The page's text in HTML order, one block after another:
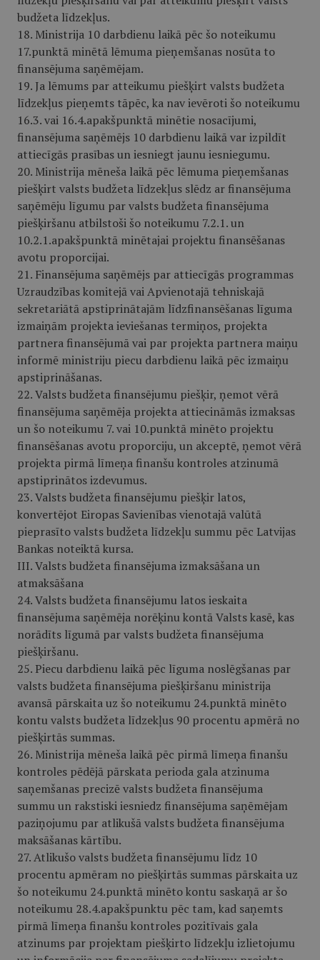
budžeta līdzekļus.
18. Ministrija 10 darbdienu laikā pēc šo noteikumu
17.punktā minētā lēmuma pieņemšanas nosūta to
finansējuma saņēmējam.
19. Ja lēmums par atteikumu piešķirt valsts budžeta
līdzekļus pieņemts tāpēc, ka nav ievēroti šo noteikumu
16.3. vai 16.4.apakš­punktā minētie nosacījumi,
finansējuma saņēmējs 10 darbdienu laikā var izpildīt
attiecīgās prasības un iesniegt jaunu iesniegumu.
20. Ministrija mēneša laikā pēc lēmuma pieņemšanas
piešķirt valsts budžeta līdzekļus slēdz ar finansējuma
saņēmēju līgumu par valsts budžeta finansējuma
piešķiršanu atbilstoši šo noteikumu 7.2.1. un
10.2.1.apakšpunktā minētajai projektu finansēšanas
avotu proporcijai.
21. Finansējuma saņēmējs par attiecīgās programmas
Uzraudzības komitejā vai Apvienotajā tehniskajā
sekretariātā apstiprinātajām līdzfinansēšanas līguma
izmaiņām projekta ieviešanas termiņos, projekta
partnera finansējumā vai par projekta partnera maiņu
informē ministriju piecu darbdienu laikā pēc izmaiņu
apstiprināšanas.
22. Valsts budžeta finansējumu piešķir, ņemot vērā
finansējuma saņēmēja projekta attiecināmās izmaksas
un šo noteikumu 7. vai 10.punktā minēto projektu
finansēšanas avotu proporciju, un akceptē, ņemot vērā
projekta pirmā līmeņa finanšu kontroles atzinumā
apstiprinātos izdevumus.
23. Valsts budžeta finansējumu piešķir latos,
konvertējot Eiropas Savienības vienotajā valūtā
pieprasīto valsts budžeta līdzekļu summu pēc Latvijas
Bankas noteiktā kursa.
III. Valsts budžeta finansējuma izmaksāšana un
atmaksāšana
24. Valsts budžeta finansējumu latos ieskaita
finansējuma saņēmēja norēķinu kontā Valsts kasē, kas
norādīts līgumā par valsts budžeta finansējuma
piešķiršanu.
25. Piecu darbdienu laikā pēc līguma noslēgšanas par
valsts budžeta finansējuma piešķiršanu ministrija
avansā pārskaita uz šo noteikumu 24.punktā minēto
kontu valsts budžeta līdzekļus 90 procentu apmērā no
piešķirtās summas.
26. Ministrija mēneša laikā pēc pirmā līmeņa finanšu
kontroles pēdējā pārskata perioda gala atzinuma
saņemšanas precizē valsts budžeta finansējuma
summu un rakstiski iesniedz finansējuma saņēmējam
paziņojumu par atlikušā valsts budžeta finansējuma
maksāšanas kārtību.
27. Atlikušo valsts budžeta finansējumu līdz 10
procentu apmēram no piešķirtās summas pārskaita uz
šo noteikumu 24.punktā minēto kontu saskaņā ar šo
noteikumu 28.4.apakšpunktu pēc tam, kad saņemts
pirmā līmeņa finanšu kontroles pozitīvais gala
atzinums par projektam piešķirto līdzekļu izlietojumu